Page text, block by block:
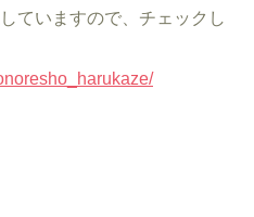
ていますので、チェックし